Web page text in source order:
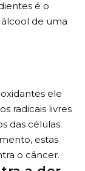
é o
de uma
ele
radicais livres
das células.
estas
o câncer.